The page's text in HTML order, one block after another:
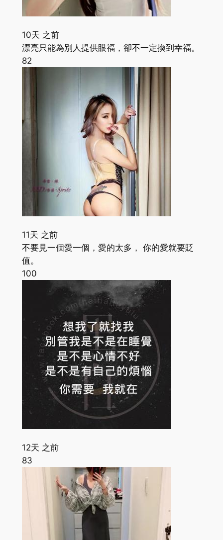
10天 之前
漂亮只能為別人提供眼福，卻不一定換到幸福。
82
11天 之前
不要見一個愛一個，愛的太多， 你的愛就要貶
值。
100
12天 之前
83